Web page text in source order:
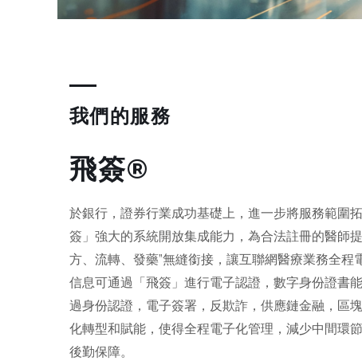
我們的服務
飛簽®
於銀行，證券行業成功基礎上，進一步將服務範圍
簽」強大的系統開放集成能力，為合法註冊的醫師
方、流轉、發藥”無縫銜接，讓互聯網醫療業務全
信息可通過「飛簽」進行電子認證，數字身份證書
過身份認證，電子簽署，反欺詐，供應鏈金融，區
化轉型和賦能，使得全程電子化管理，減少中間環
後勤保障。